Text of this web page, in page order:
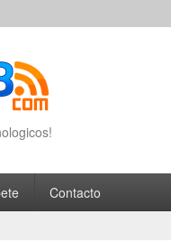
Contacto